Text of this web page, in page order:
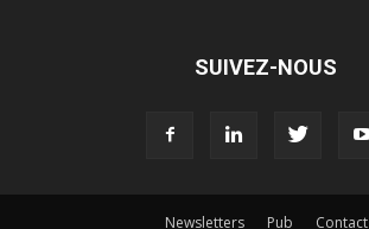
SUIVEZ-NOUS
Newsletters Pub Contact